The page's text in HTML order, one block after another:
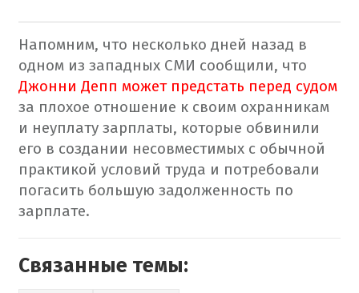
Напомним, что несколько дней назад в
одном из западных СМИ сообщили, что
Джонни Депп может предстать перед судом
за плохое отношение к своим охранникам
и неуплату зарплаты, которые обвинили
его в создании несовместимых с обычной
практикой условий труда и потребовали
погасить большую задолженность по
зарплате.
Связанные темы: